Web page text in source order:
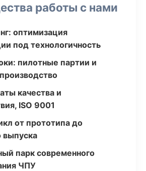
работы с нами
оптимизация
под технологичность
пилотные партии и
качества и
ISO 9001
от прототипа до
выпуска
парк современного
ЧПУ